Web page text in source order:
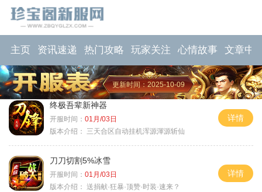
主页 资讯速递 热门攻略 玩家关注 心情故事 文章中
更新时间：2025-10-09
终极吾辈新神器
开服时间： 01月/03日
版本介绍：
三天合区自动挂机浑源渾源斩仙
详情
刀刀切割5%冰雪
开服时间： 01月/03日
版本介绍： 送捐献·狂暴·顶赞·时装·速来？
详情